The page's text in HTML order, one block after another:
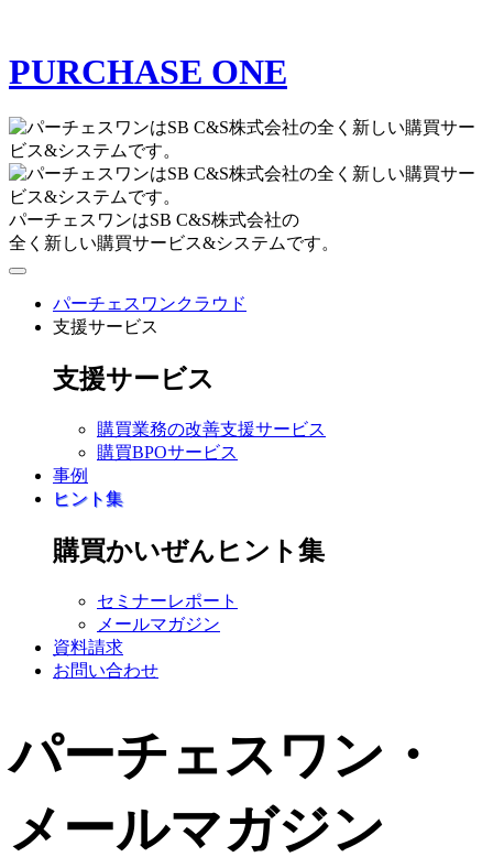
PURCHASE ONE
パーチェスワンはSB C&S株式会社の
全く新しい購買サービス&システムです。
パーチェスワンクラウド
支援サービス
支援サービス
購買業務の改善支援サービス
購買BPOサービス
事例
ヒント集
購買かいぜんヒント集
セミナーレポート
メールマガジン
資料請求
お問い合わせ
パーチェスワン・
メールマガジン